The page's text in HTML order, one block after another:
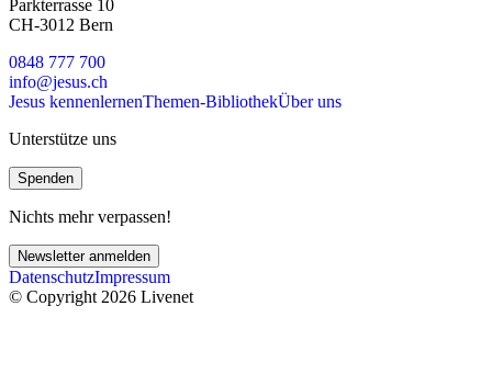
Parkterrasse 10
CH-3012 Bern
0848 777 700
info@jesus.ch
Jesus kennenlernenThemen-BibliothekÜber uns
Unterstütze uns
Spenden
Nichts mehr verpassen!
Newsletter anmelden
DatenschutzImpressum
© Copyright 2026 Livenet